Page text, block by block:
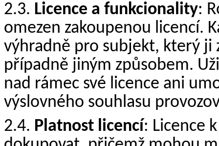
2.3. Licence a funkcionality:
omezen zakoupenou licencí.
výhradně pro subjekt, který ji
případně jiným způsobem.
nad rámec své licence ani
výslovného souhlasu
2.4. Platnost licencí: Licence